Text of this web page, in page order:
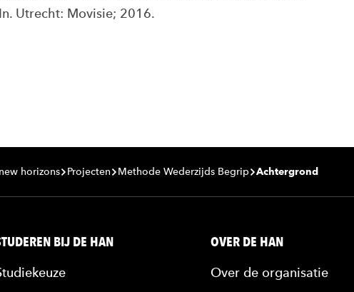
Utrecht: Movisie; 2016.
horizons Projecten Methode Wederzijds Begrip Achtergrond
BIJ DE HAN OVER DE HAN
Over de organisatie